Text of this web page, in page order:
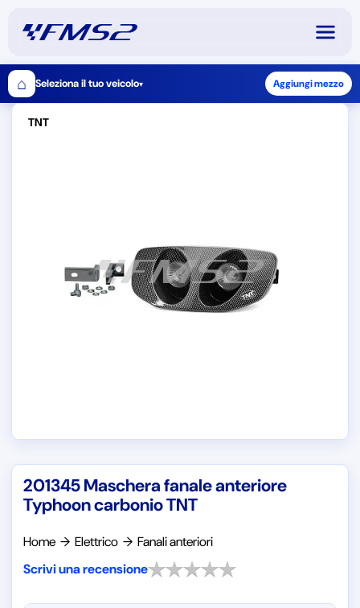
⌂ Seleziona il tuo veicolo▾ Aggiungi mezzo
TNT
201345 Maschera fanale anteriore
Typhoon carbonio TNT
Home → Elettrico → Fanali anteriori
Scrivi una recensione